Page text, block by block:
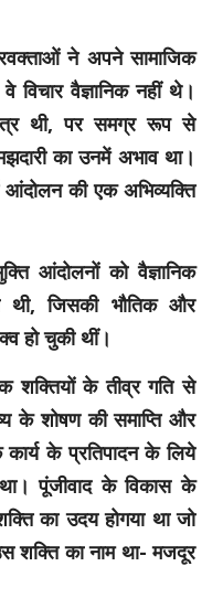
ने अपने सामाजिक
विचार वैज्ञानिक नहीं थे।
थी, पर समग्र रूप से
का उनमें अभाव था।
आंदोलन की एक अभिव्यक्ति
आंदोलनों को वैज्ञानिक
थी, जिसकी भौतिक और
हो चुकी थीं।
शक्तियों के तीव्र गति से
के शोषण की समाप्ति और
के प्रतिपादन के लिये
पूंजीवाद के विकास के
का उदय होगया था जो
शक्ति का नाम था- मजदूर